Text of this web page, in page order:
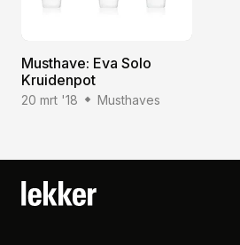
Musthave: Eva Solo
Kruidenpot
20 mrt '18 Musthaves